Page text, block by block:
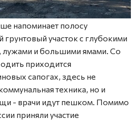
напоминает полосу
грунтовый участок с глубокими
лужами и большими ямами. Со
приходится
сапогах, здесь не
техника, но и
- врачи идут пешком. Помимо
приняли участие